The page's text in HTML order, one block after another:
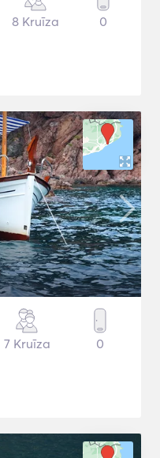
8 Kruīza 0
7 Kruīza 0